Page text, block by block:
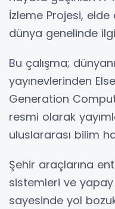
İzleme Projesi, elde
dünya genelinde ilgi
Bu çalışma;
yayınevlerinden
Generation
resmi olarak
uluslararası bilim
Şehir araçlarına
sistemleri ve
sayesinde yol